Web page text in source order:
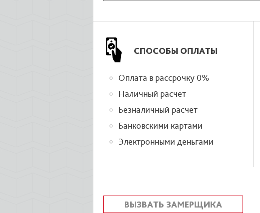
СПОСОБЫ ОПЛАТЫ
Оплата в рассрочку 0%
Наличный расчет
Безналичный расчет
Банковскими картами
Электронными деньгами
ВЫЗВАТЬ ЗАМЕРЩИКА